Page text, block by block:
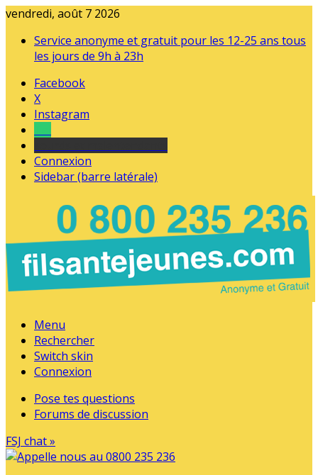
vendredi, août 7 2026
Service anonyme et gratuit pour les 12-25 ans tous
les jours de 9h à 23h
Facebook
X
Instagram
Connexion
Sidebar (barre latérale)
Menu
Rechercher
Switch skin
Connexion
Pose tes questions
Forums de discussion
FSJ chat »